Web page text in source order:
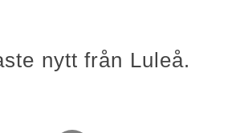
nytt från Luleå.